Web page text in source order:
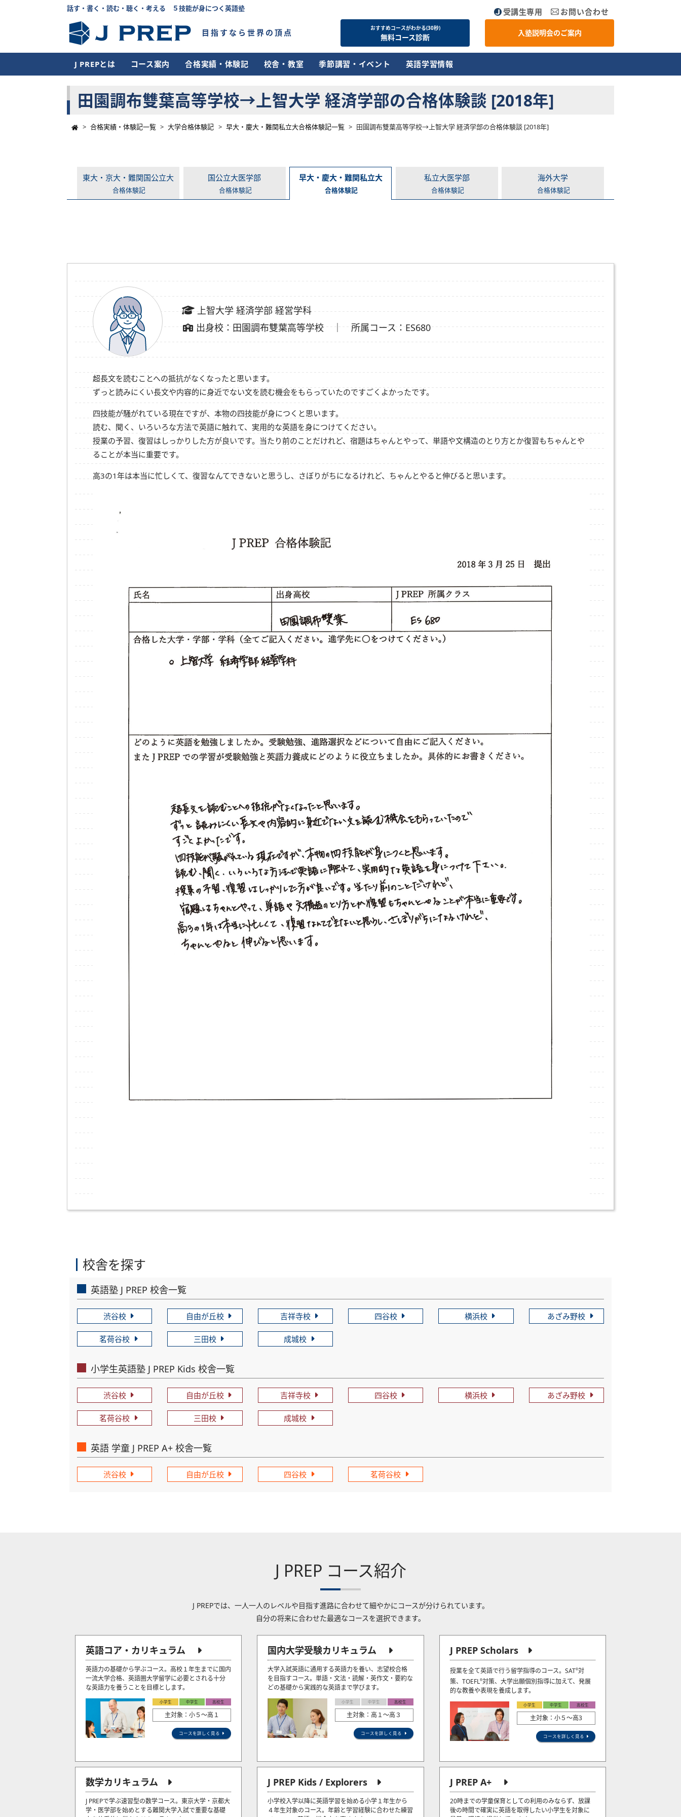
話す・書く・読む・聴く・考える ５技能が身につく英語塾
目指すなら世界の頂点
受講生専用 お問い合わせ
おすすめコースがわかる(30秒)
無料コース診断 入塾説明会のご案内
J PREPとは コース案内 合格実績・体験記 校舎・教室 季節講習・イベント 英語学習情報
田園調布雙葉高等学校→上智大学 経済学部の合格体験談 [2018年]
> 合格実績・体験記一覧 > 大学合格体験記 > 早大・慶大・難関私立大合格体験記一覧 > 田園調布雙葉高等学校→上智大学 経済学部の合格体験談 [2018年]
東大・京大・難関国公立大
合格体験記
国公立大医学部
合格体験記
早大・慶大・難関私立大
合格体験記
私立大医学部
合格体験記
海外大学
合格体験記
上智大学 経済学部 経営学科
出身校：田園調布雙葉高等学校 ｜ 所属コース：ES680
超長文を読むことへの抵抗がなくなったと思います。
ずっと読みにくい長文や内容的に身近でない文を読む機会をもらっていたのですごくよかったです。
四技能が騒がれている現在ですが、本物の四技能が身につくと思います。
読む、聞く、いろいろな方法で英語に触れて、実用的な英語を身につけてください。
授業の予習、復習はしっかりした方が良いです。当たり前のことだけれど、宿題はちゃんとやって、単語や文構造のとり方とか復習もちゃんとや
ることが本当に重要です。
高3の1年は本当に忙しくて、復習なんてできないと思うし、さぼりがちになるけれど、ちゃんとやると伸びると思います。
校舎を探す
英語塾 J PREP 校舎一覧
渋谷校 自由が丘校 吉祥寺校 四谷校 横浜校 あざみ野校
茗荷谷校 三田校 成城校
小学生英語塾 J PREP Kids 校舎一覧
渋谷校 自由が丘校 吉祥寺校 四谷校 横浜校 あざみ野校
茗荷谷校 三田校 成城校
英語 学童 J PREP A+ 校舎一覧
渋谷校 自由が丘校 四谷校 茗荷谷校
J PREP コース紹介
J PREPでは、一人一人のレベルや目指す進路に合わせて細やかにコースが分けられています。
自分の将来に合わせた最適なコースを選択できます。
英語コア・カリキュラム
英語力の基礎から学ぶコース。高校１年生までに国内
一流大学合格、英語圏大学留学に必要とされる十分
な英語力を養うことを目標とします。
小学生 中学生 高校生
主対象：小５〜高１
コースを詳しく見る
国内大学受験カリキュラム
大学入試英語に通用する英語力を養い、志望校合格
を目指すコース。単語・文法・読解・英作文・要約な
どの基礎から実践的な英語まで学びます。
小学生 中学生 高校生
主対象：高１～高３
コースを詳しく見る
J PREP Scholars
授業を全て英語で行う留学指導のコース。SAT®対
策、TOEFL®対策、大学出願個別指導に加えて、発展
的な教養や表現を養成します。
小学生 中学生 高校生
主対象：小５〜高3
コースを詳しく見る
数学カリキュラム
J PREPで学ぶ速習型の数学コース。東京大学・京都大
学・医学部を始めとする難関大学入試で重要な基礎
J PREP Kids / Explorers
小学校入学以降に英語学習を始める小学１年生から
４年生対象のコース。年齢と学習経験に合わせた練習
J PREP A+
20時までの学童保育としての利用のみならず、放課
後の時間で確実に英語を取得したい小学生を対象に